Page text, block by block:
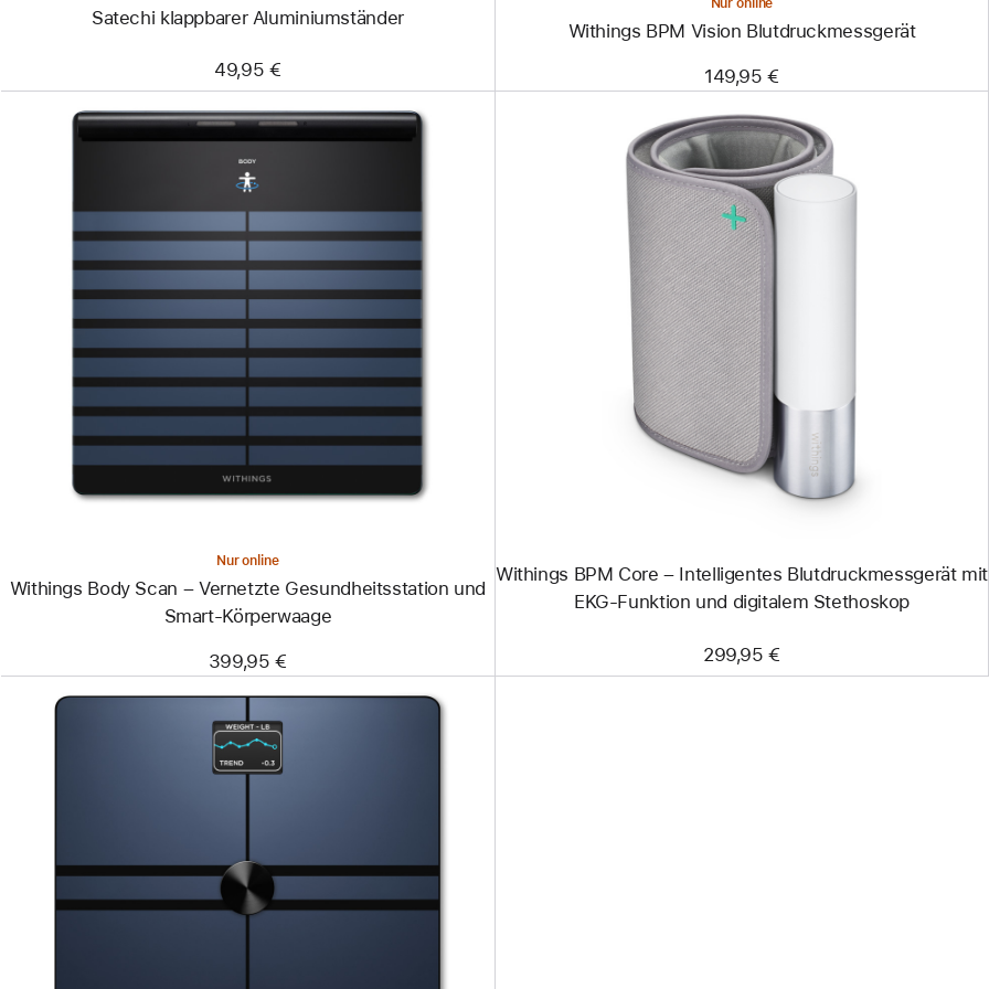
Satechi klappbarer Aluminiumständer
49,95 €
Nur online
Withings BPM Vision Blutdruckmessgerät
149,95 €
Zurück
-
Withings
–
Vernetzte
Gesundheitsstation
und
Smart-
Körperwaage
Nur online
Withings Body Scan – Vernetzte Gesundheitsstation und
Smart-Körperwaage
399,95 €
Zurück
Bild
-
Withings
BPM
Core
–
Intelligentes
Blutdruckmessgerät
mit
EKG-
Funktion
Withings BPM Core – Intelligentes Blutdruckmessgerät mit
EKG-Funktion und digitalem Stethoskop
299,95 €
Zurück
Bild
-